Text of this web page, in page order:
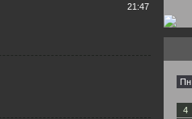
21:47
Пн
4